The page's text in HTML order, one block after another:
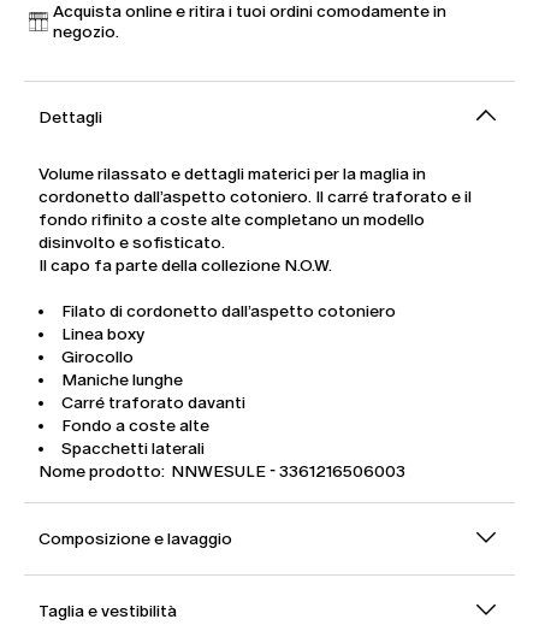
Acquista online e ritira i tuoi ordini comodamente in
negozio.
Dettagli
Volume rilassato e dettagli materici per la maglia in
cordonetto dall’aspetto cotoniero. Il carré traforato e il
fondo rifinito a coste alte completano un modello
disinvolto e sofisticato.
Il capo fa parte della collezione N.O.W.
Filato di cordonetto dall’aspetto cotoniero
Linea boxy
Girocollo
Maniche lunghe
Carré traforato davanti
Fondo a coste alte
Spacchetti laterali
Nome prodotto: NNWESULE - 3361216506003
Composizione e lavaggio
Taglia e vestibilità